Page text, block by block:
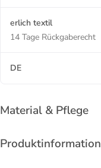
erlich textil
14 Tage Rückgaberecht
DE
Material & Pflege
Produktinformation